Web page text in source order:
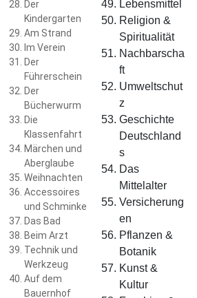
Der
Kindergarten
Am Strand
Im Verein
Der
Führerschein
Der
Bücherwurm
Die
Klassenfahrt
Märchen und
Aberglaube
Weihnachten
Accessoires
und Schminke
Das Bad
Beim Arzt
Technik und
Werkzeug
Auf dem
Bauernhof
Lebensmittel
Religion &
Spiritualität
Nachbarscha
ft
Umweltschut
z
Geschichte
Deutschland
s
Das
Mittelalter
Versicherung
en
Pflanzen &
Botanik
Kunst &
Kultur